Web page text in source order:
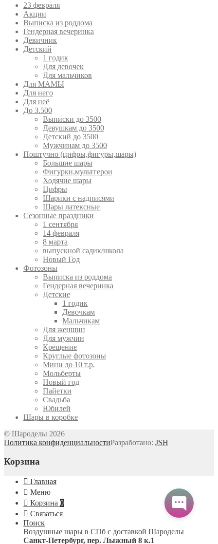
23 февраля
Акции
Выписка из роддома
Гендерная вечеринка
Девичник
Детский
1 годик
Для девочек
Для мальчиков
Для МАМЫ
Для него
Для неё
До 3.500
Выписки до 3500
Девушкам до 3500
Детский до 3500
Мужчинам до 3500
Поштучно (цифры,фигуры,шары)
Большие шары
Фигурки,мультгерои
Ходячие шары
Цифры
Шарики с надписями
Шары латексные
Сезонные праздники
1 сентября
14 февраля
8 марта
выпускной садик/школа
Новый Год
Фотозоны
Выписка из роддома
Гендерная вечеринка
Детские
1 годик
Девочкам
Мальчикам
Для женщин
Для мужчин
Крещение
Круглые фотозоны
Мини до 10 т.р.
Мольберты
Новый год
Пайетки
Свадьба
Юбилей
Шары в коробке
© Шароделы 2026
Политика конфиденциальностиРазработано: JSH
Корзина
Главная
Меню
Корзина 0
Связаться
Поиск
Воздушные шары в СПб с доставкой Шароделы
Санкт-Петербург, пер. Лыжный 8 к.1